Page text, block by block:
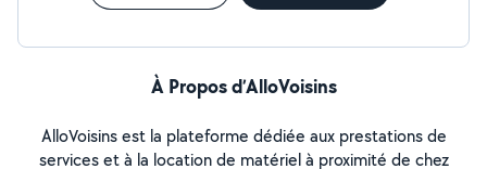
À Propos d’AlloVoisins
AlloVoisins est la plateforme dédiée aux prestations de
services et à la location de matériel à proximité de chez